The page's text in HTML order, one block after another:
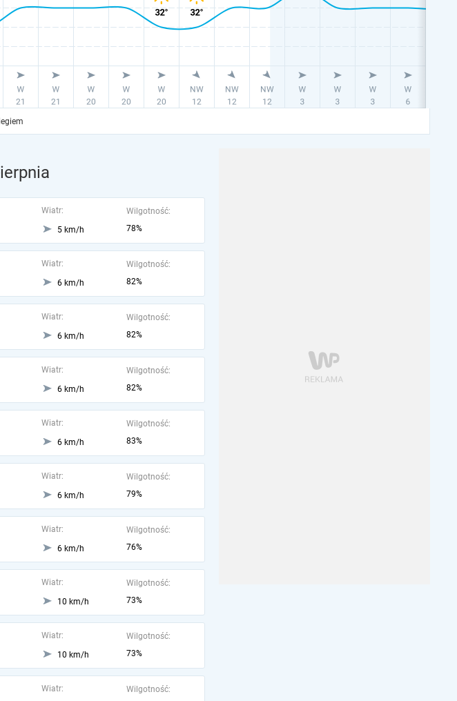
Wiatr:
5 km/h
Wilgotność:
78%
Wiatr:
6 km/h
Wilgotność:
82%
Wiatr:
6 km/h
Wilgotność:
82%
Wiatr:
6 km/h
Wilgotność:
82%
Wiatr:
6 km/h
Wilgotność:
83%
Wiatr:
6 km/h
Wilgotność:
79%
Wiatr:
6 km/h
Wilgotność:
76%
Wiatr:
10 km/h
Wilgotność:
73%
Wiatr:
10 km/h
Wilgotność:
73%
Wiatr:
Wilgotność: